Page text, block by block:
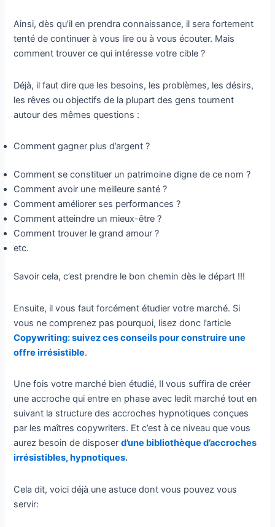
Ainsi, dès qu’il en prendra connaissance, il sera fortement
tenté de continuer à vous lire ou à vous écouter. Mais
comment trouver ce qui intéresse votre cible ?
Déjà, il faut dire que les besoins, les problèmes, les désirs,
les rêves ou objectifs de la plupart des gens tournent
autour des mêmes questions :
Comment gagner plus d’argent ?
Comment se constituer un patrimoine digne de ce nom ?
Comment avoir une meilleure santé ?
Comment améliorer ses performances ?
Comment atteindre un mieux-être ?
Comment trouver le grand amour ?
etc.
Savoir cela, c’est prendre le bon chemin dès le départ !!!
Ensuite, il vous faut forcément étudier votre marché. Si
vous ne comprenez pas pourquoi, lisez donc l’article
Copywriting: suivez ces conseils pour construire une
offre irrésistible.
Une fois votre marché bien étudié, Il vous suffira de créer
une accroche qui entre en phase avec ledit marché tout en
suivant la structure des accroches hypnotiques conçues
par les maîtres copywriters. Et c’est à ce niveau que vous
aurez besoin de disposerd’une bibliothèque d’accroches
irrésistibles, hypnotiques.
Cela dit, voici déjà une astuce dont vous pouvez vous
servir: